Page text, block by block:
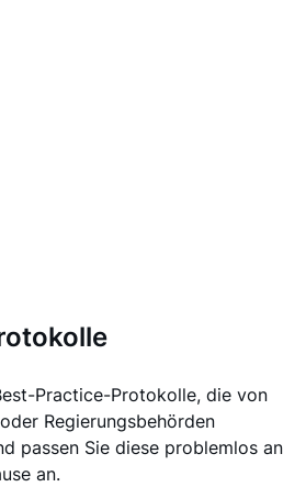
Practice-Protokolle, die von
Regierungsbehörden
passen Sie diese problemlos an
an.